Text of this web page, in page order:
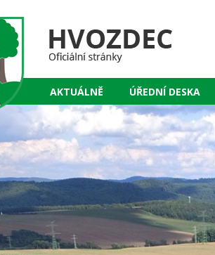
AKTUÁLNĚ ÚŘEDNÍ DESKA